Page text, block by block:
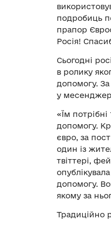
подробиць
прапор
Росія!
Сьогодні
в ролику
допомогу. За
у
«Їм
допомогу.
євро, за
один із
твіттері,
допомогу.
якому за
Традиційно